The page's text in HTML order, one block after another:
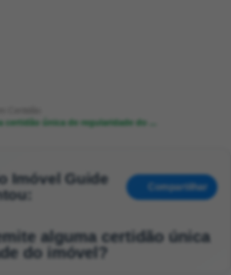
certidão única de regularidade do ...
Imóvel Guide
Compartilhar
alguma certidão única
do imóvel?